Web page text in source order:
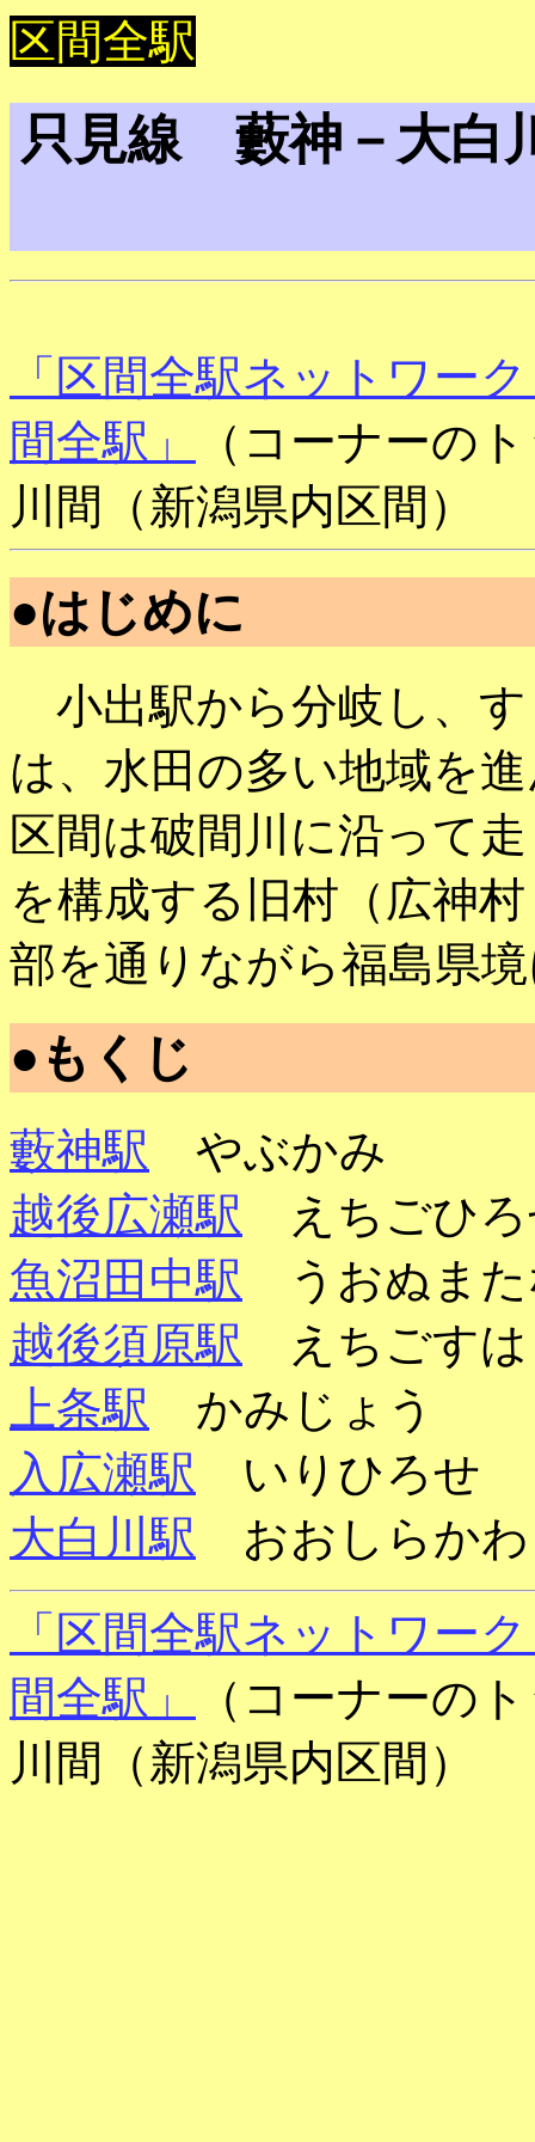
区間全駅
只見線 藪神－大白
「区間全駅ネットワー
間全駅」
（コーナーの
川間（新潟県内区間）
●はじめに
小出駅から分岐し、
は、水田の多い地域を
区間は破間川に沿って
を構成する旧村（広神
部を通りながら福島県
●もくじ
藪神駅 やぶかみ
越後広瀬駅 えちごひろ
魚沼田中駅 うおぬまた
越後須原駅 えちごすは
上条駅 かみじょう
入広瀬駅 いりひろせ
大白川駅 おおしらかわ
「区間全駅ネットワー
間全駅」
（コーナーの
川間（新潟県内区間）